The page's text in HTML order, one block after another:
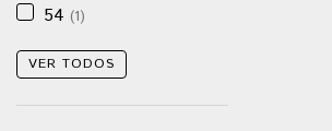
54 (1)
VER TODOS